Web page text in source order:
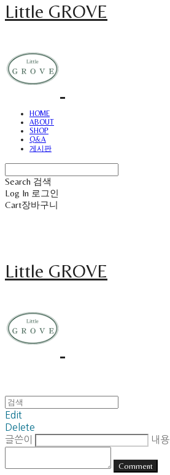
Little GROVE
HOME
ABOUT
SHOP
Q&A
게시판
Search 검색
Log In 로그인
Cart장바구니
Little GROVE
Edit
Delete
글쓴이
내용
Comment